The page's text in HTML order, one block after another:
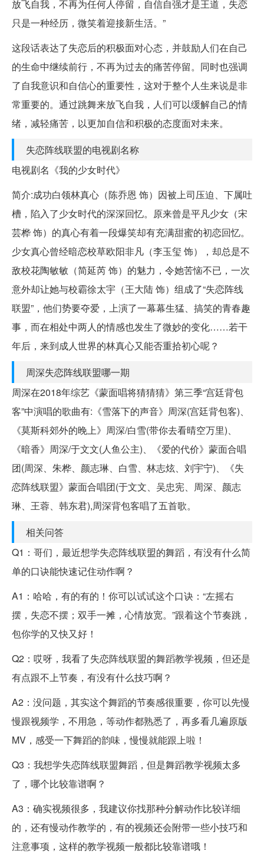
放飞自我，不再为任何人停留，自信自强才是王道，失恋
只是一种经历，微笑着迎接新生活。”
这段话表达了失恋后的积极面对心态，并鼓励人们在自己
的生命中继续前行，不再为过去的痛苦停留。同时也强调
了自我意识和自信心的重要性，这对于整个人生来说是非
常重要的。通过跳舞来放飞自我，人们可以缓解自己的情
绪，减轻痛苦，以更加自信和积极的态度面对未来。
失恋阵线联盟的电视剧名称
电视剧名《我的少女时代》
简介:成功白领林真心（陈乔恩 饰）因被上司压迫、下属吐
槽，陷入了少女时代的深深回忆。原来曾是平凡少女（宋
芸桦 饰）的真心有着一段爆笑却有充满甜蜜的初恋回忆。
少女真心曾经暗恋校草欧阳非凡（李玉玺 饰），却总是不
敌校花陶敏敏（简延芮 饰）的魅力，令她苦恼不已，一次
意外却让她与校霸徐太宇（王大陆 饰）组成了“失恋阵线
联盟”，他们势要夺爱，上演了一幕幕生猛、搞笑的青春趣
事，而在相处中两人的情感也发生了微妙的变化……若干
年后，来到成人世界的林真心又能否重拾初心呢？
周深失恋阵线联盟哪一期
周深在2018年综艺《蒙面唱将猜猜猜》第三季“宫廷背包
客”中演唱的歌曲有:《雪落下的声音》周深(宫廷背包客)、
《莫斯科郊外的晚上》周深/白雪(带你去看晴空万里)、
《暗香》周深/于文文(人鱼公主)、《爱的代价》蒙面合唱
团(周深、朱桦、颜志琳、白雪、林志炫、刘宇宁)、《失
恋阵线联盟》蒙面合唱团(于文文、吴忠宪、周深、颜志
琳、王蓉、韩东君),周深背包客唱了五首歌。
相关问答
Q1：哥们，最近想学失恋阵线联盟的舞蹈，有没有什么简
单的口诀能快速记住动作啊？
A1：哈哈，有的有的！你可以试试这个口诀：“左摇右
摆，失恋不摆；双手一摊，心情放宽。”跟着这个节奏跳，
包你学的又快又好！
Q2：哎呀，我看了失恋阵线联盟的舞蹈教学视频，但还是
有点跟不上节奏，有没有什么技巧啊？
A2：没问题，其实这个舞蹈的节奏感很重要，你可以先慢
慢跟视频学，不用急，等动作都熟悉了，再多看几遍原版
MV，感受一下舞蹈的韵味，慢慢就能跟上啦！
Q3：我想学失恋阵线联盟舞蹈，但是舞蹈教学视频太多
了，哪个比较靠谱啊？
A3：确实视频很多，我建议你找那种分解动作比较详细
的，还有慢动作教学的，有的视频还会附带一些小技巧和
注意事项，这样的教学视频一般都比较靠谱哦！